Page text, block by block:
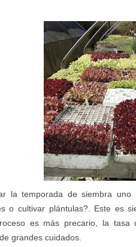
la temporada de siembra
o cultivar plántulas?. Este es
es más precario, la
grandes cuidados.